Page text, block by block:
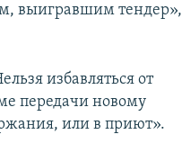
выигравшим тендер»,
избавляться от
передачи новому
или в приют».